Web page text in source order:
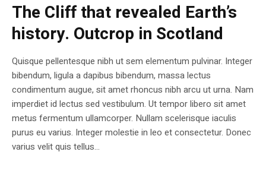
The Cliff that revealed Earth’s
history. Outcrop in Scotland
Quisque pellentesque nibh ut sem elementum pulvinar. Integer
bibendum, ligula a dapibus bibendum, massa lectus
condimentum augue, sit amet rhoncus nibh arcu ut urna. Nam
imperdiet id lectus sed vestibulum. Ut tempor libero sit amet
metus fermentum ullamcorper. Nullam scelerisque iaculis
purus eu varius. Integer molestie in leo et consectetur. Donec
varius velit quis tellus...